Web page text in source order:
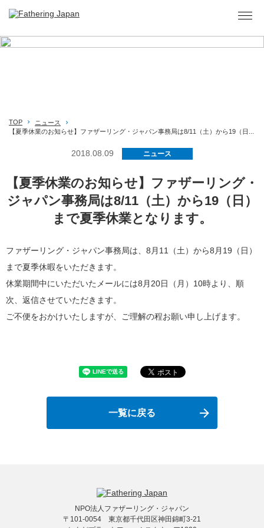
TOP
ニュース
【夏季休業のお知らせ】ファザーリング・ジャパン事務局は8/11（土）から19（日...
2018.08.09 ニュース
【夏季休業のお知らせ】ファザーリング・
ジャパン事務局は8/11（土）から19（日）
まで夏季休業となります。
ファザーリング・ジャパン事務局は、8月11（土）から8月19（日）
まで夏季休暇をいただきます。
休業期間中にいただいたメールには8月20日（月）10時より、順
次、返信させていただきます。
ご不便をおかけいたしますが、ご理解の程お願い申し上げます。
一覧に戻る
NPO法人ファザーリング・ジャパン
〒101-0054 東京都千代田区神田錦町3-21